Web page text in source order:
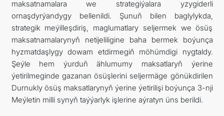
maksatnamalara we strategiýalara yzygiderli
ornaşdyrýandygy bellenildi. Şunuň bilen baglylykda,
strategik meýilleşdiriş, maglumatlary seljermek we ösüş
maksatnamalarynyň netijeliligine baha bermek boýunça
hyzmatdaşlygy dowam etdirmegiň möhümdigi nygtaldy.
Şeýle hem ýurduň ählumumy maksatlaryň ýerine
ýetirilmeginde gazanan ösüşlerini seljermäge gönükdirilen
Durnukly ösüş maksatlarynyň ýerine ýetirilişi boýunça 3-nji
Meýletin milli synyň taýýarlyk işlerine aýratyn üns berildi.